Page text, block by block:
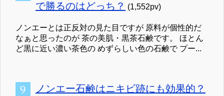
で勝るのはどっち？ (1,552pv)
ノンエーとは正反対の見た目ですが 原料が個性的だ
なぁと思ったのが 茶の美肌・黒茶石鹸です。 ほとん
ど黒に近い濃い茶色の めずらしい色の石鹸で プー...
ノンエー石鹸はニキビ跡にも効果的？